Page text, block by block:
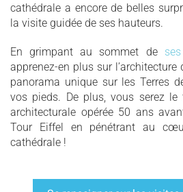
cathédrale a encore de belles
la visite guidée de ses hauteurs.
En grimpant au sommet de
apprenez-en plus sur l’architecture
panorama unique sur les Terres
vos pieds. De plus, vous serez le
architecturale opérée 50 ans
Tour Eiffel en pénétrant au
cathédrale !